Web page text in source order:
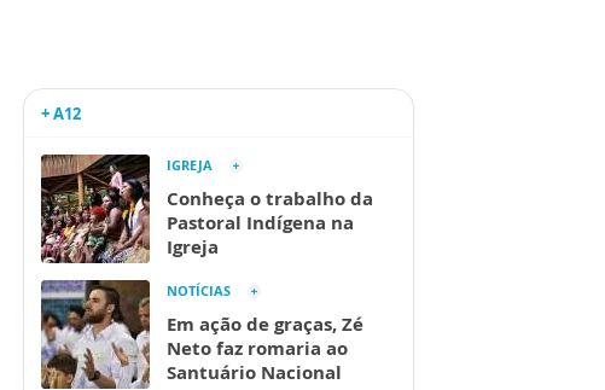
+ A12
IGREJA
Conheça o trabalho da
Pastoral Indígena na
Igreja
NOTÍCIAS
Em ação de graças, Zé
Neto faz romaria ao
Santuário Nacional